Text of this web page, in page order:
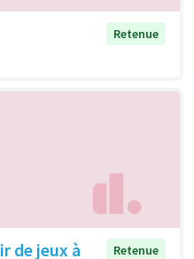
Retenue
de jeux à
Retenue